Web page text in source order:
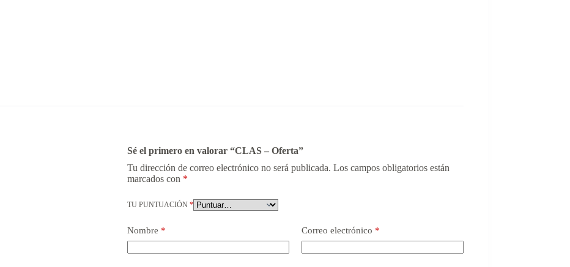
Sé el primero en valorar “CLAS – Oferta”
Tu dirección de correo electrónico no será publicada. Los campos obligatorios están
marcados con *
TU PUNTUACIÓN *
Nombre * Correo electrónico *